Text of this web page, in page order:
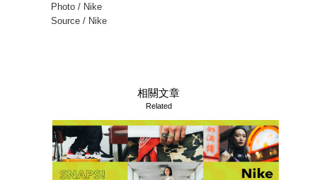
Photo / Nike
Source / Nike
相關文章
Related